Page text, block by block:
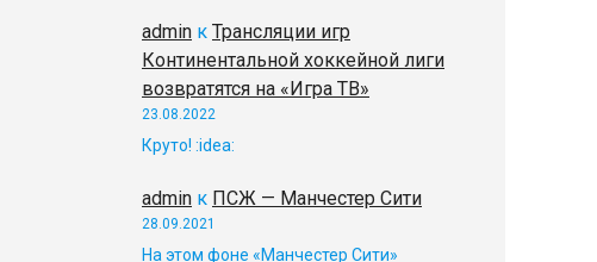
admin к Трансляции игр
Континентальной хоккейной лиги
возвратятся на «Игра ТВ»
23.08.2022
Круто! :idea:
admin к ПСЖ — Манчестер Сити
28.09.2021
На этом фоне «Манчестер Сити»